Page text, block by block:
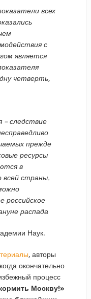
всех
с
является
четверть,
– следствие
прежде
ресурсы
в
всей страны.
российское
распада
Наук.
, авторы
окончательно
процесс
Москву!»